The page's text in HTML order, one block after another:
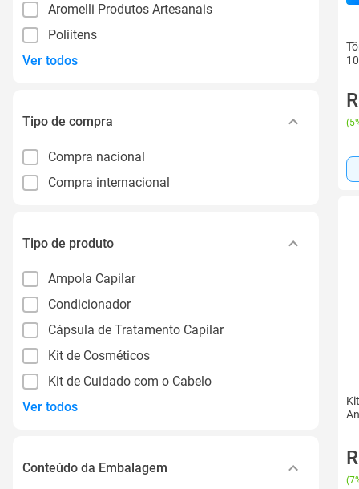
Aromelli Produtos Artesanais
Poliitens
Ver todos
Tipo de compra
Compra nacional
Compra internacional
Tipo de produto
Ampola Capilar
Condicionador
Cápsula de Tratamento Capilar
Kit de Cosméticos
Kit de Cuidado com o Cabelo
Ver todos
Conteúdo da Embalagem
(
(